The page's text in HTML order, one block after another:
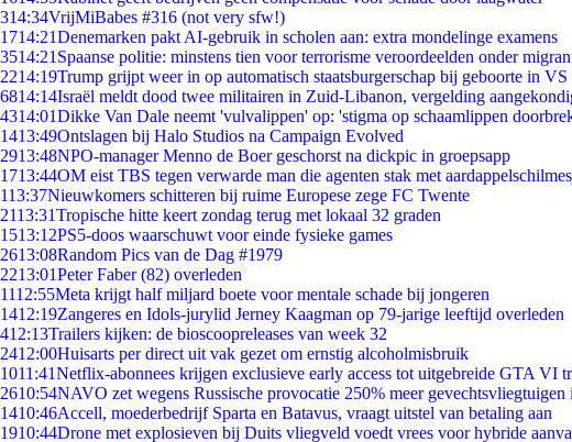
314:34VrijMiBabes #316 (not very sfw!)
1714:21Denemarken pakt AI-gebruik in scholen aan: extra mondelinge examens
3514:21 Spaanse politie: minstens tien voor terrorisme veroordeelden onder
2214:19Trump grijpt weer in op automatisch staatsburgerschap bij geboorte in VS
6814:14Israël meldt dood twee militairen in Zuid-Libanon, vergelding
4314:01Dikke Van Dale neemt 'vulvalippen' op: 'stigma op schaamlippen
1413:49Ontslagen bij Halo Studios na Campaign Evolved
2913:48NPO-manager Menno de Boer geschorst na dickpic in groepsapp
1713:44OM eist TBS tegen verwarde man die agenten stak met
113:37Nieuwkomers schitteren bij ruime Europese zege FC Twente
2113:31Tropische hitte keert zondag terug met lokaal 32 graden
1513:12PS5-doos waarschuwt voor einde fysieke games
2613:08Random Pics van de Dag #1979
2213:01Peter Faber (82) overleden
1112:55Meta krijgt half miljard boete voor mentale schade bij jongeren
1412:19Zangeres en Idols-jurylid Jerney Kaagman op 79-jarige leeftijd overleden
412:13Trailers kijken: de bioscoopreleases van week 32
2412:00Huisarts per direct uit vak gezet om ernstig alcoholmisbruik
1011:41Netflix-abonnees krijgen exclusieve early access tot uitgebreide GTA VI
2610:54NAVO zet wegens Russische provocatie 250% meer gevechtsvliegtuigen
1410:46Accell, moederbedrijf Sparta en Batavus, vraagt uitstel van betaling aan
1910:44Drone met explosieven bij Duits vliegveld voedt vrees voor hybride